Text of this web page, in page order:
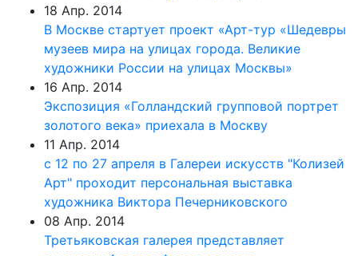
18 Апр. 2014
В Москве стартует проект «Арт-тур «Шедевры
музеев мира на улицах города. Великие
художники России на улицах Москвы»
16 Апр. 2014
Экспозиция «Голландский групповой портрет
золотого века» приехала в Москву
11 Апр. 2014
с 12 по 27 апреля в Галереи искусств "Колизей
Арт" проходит персональная выставка
художника Виктора Печерниковского
08 Апр. 2014
Третьяковская галерея представляет